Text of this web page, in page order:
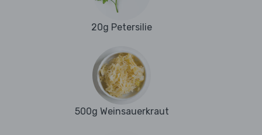
20g Petersilie
500g Weinsauerkraut